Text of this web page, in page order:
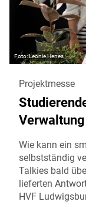
Leonie Henes
Projektmesse
Verwaltung
Wie kann ein
selbstständig
Talkies bald
lieferten
HVF